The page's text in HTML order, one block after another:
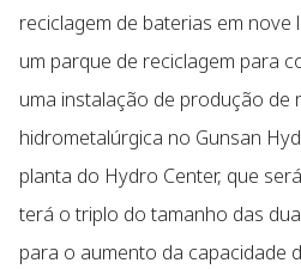
reciclagem de baterias em nove
um parque de reciclagem para
uma instalação de produção de
hidrometalúrgica no Gunsan
planta do Hydro Center, que
terá o triplo do tamanho das
para o aumento da capacidade